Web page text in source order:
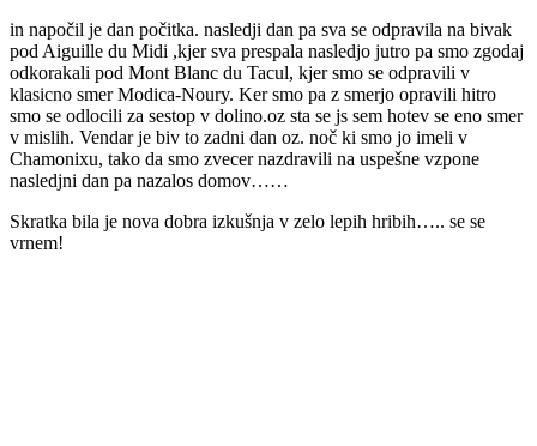
in napočil je dan počitka. nasledji dan pa sva se odpravila na bivak
pod Aiguille du Midi ,kjer sva prespala nasledjo jutro pa smo zgodaj
odkorakali pod Mont Blanc du Tacul, kjer smo se odpravili v
klasicno smer Modica-Noury. Ker smo pa z smerjo opravili hitro
smo se odlocili za sestop v dolino.oz sta se js sem hotev se eno smer
v mislih. Vendar je biv to zadni dan oz. noč ki smo jo imeli v
Chamonixu, tako da smo zvecer nazdravili na uspešne vzpone
nasledjni dan pa nazalos domov……
Skratka bila je nova dobra izkušnja v zelo lepih hribih….. se se
vrnem!